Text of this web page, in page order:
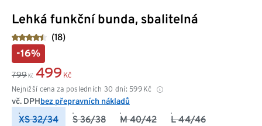
Lehká funkční bunda, sbalitelná
(18)
-16%
799 Kč 499 Kč
Nejnižší cena za posledních 30 dní: 599 Kč
vč. DPHbez přepravních nákladů
XS 32/34 S 36/38 M 40/42 L 44/46